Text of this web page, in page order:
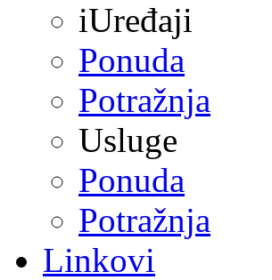
iUređaji
Ponuda
Potražnja
Usluge
Ponuda
Potražnja
Linkovi